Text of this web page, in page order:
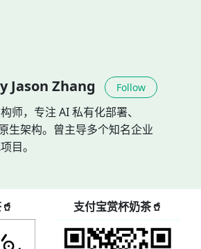
Jason Zhang Follow
师，专注 AI 私有化部署、
生架构。曾主导多个知名企业
目。
支付宝赏杯奶茶🥤